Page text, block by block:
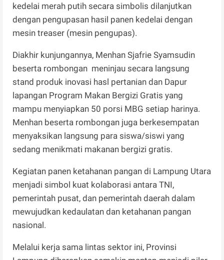
kedelai merah putih secara simbolis dilanjutkan
dengan pengupasan hasil panen kedelai dengan
mesin treaser (mesin pengupas).
Diakhir kunjungannya, Menhan Sjafrie Syamsudin
beserta rombongan meninjau secara langsung
stand produk inovasi hasl pertanian dan Dapur
lapangan Program Makan Bergizi Gratis yang
mampu menyiapkan 50 porsi MBG setiap harinya.
Menhan beserta rombongan juga berkesempatan
menyaksikan langsung para siswa/siswi yang
sedang menikmati makanan bergizi gratis.
Kegiatan panen ketahanan pangan di Lampung Utara
menjadi simbol kuat kolaborasi antara TNI,
pemerintah pusat, dan pemerintah daerah dalam
mewujudkan kedaulatan dan ketahanan pangan
nasional.
Melalui kerja sama lintas sektor ini, Provinsi